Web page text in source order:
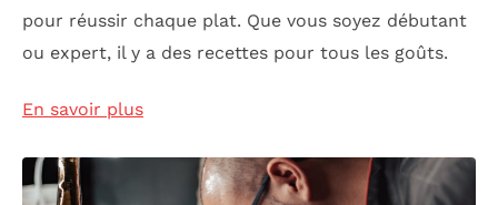
pour réussir chaque plat. Que vous soyez débutant
ou expert, il y a des recettes pour tous les goûts.
En savoir plus